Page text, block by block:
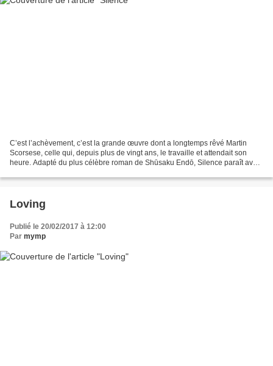
C’est l’achèvement, c’est la grande œuvre dont a longtemps rêvé Martin
Scorsese, celle qui, depuis plus de vingt ans, le travaille et attendait son
heure. Adapté du plus célèbre roman de Shūsaku Endō, Silence paraît avoir
Loving
Publié le 20/02/2017 à 12:00
Par mymp